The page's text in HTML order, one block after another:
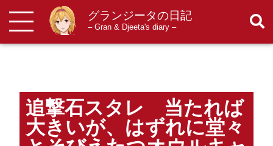
メニューを開閉する
グランジータの日記
– Gran & Djeeta's diary –
検索
追撃石スタレ 当たれば
大きいが、はずれに堂々